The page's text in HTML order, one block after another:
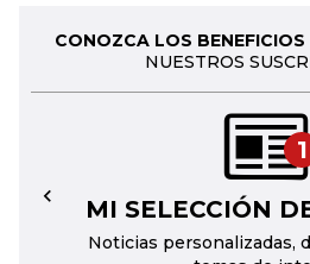
CONOZCA LOS
NUESTROS
1
MI SELECCIÓN
Noticias personalizadas,
←